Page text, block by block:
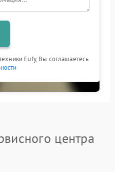
Eufy, Вы соглашаетесь
центра